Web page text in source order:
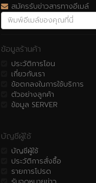
สมัครรับข่าวสารทางอีเมล์
ข้อมูลร้านค้า
ประวัติการโอน
เกี่ยวกับเรา
ข้อตกลงในการใช้บริการ
ตัวอย่างลูกค้า
ข้อมูล SERVER
บัญชีผู้ใช้
บัญชีผู้ใช้
ประวัติการสั่งซื้อ
รายการโปรด